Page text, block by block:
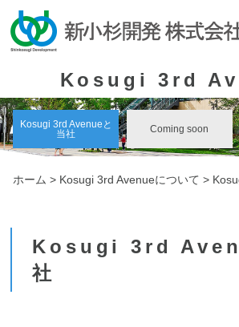
Kosugi 3rd
Kosugi 3rd Avenueと
当社
Coming soon
ホーム > Kosugi 3rd Avenueについて >
Kosugi 3rd
社